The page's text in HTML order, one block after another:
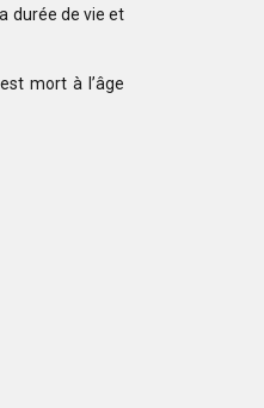
durée de vie et
mort à l’âge